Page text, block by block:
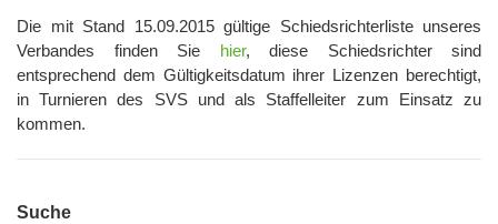
Die mit Stand 15.09.2015 gültige Schiedsrichterliste unseres
Verbandes finden Sie hier, diese Schiedsrichter sind
entsprechend dem Gültigkeitsdatum ihrer Lizenzen berechtigt,
in Turnieren des SVS und als Staffelleiter zum Einsatz zu
kommen.
Suche